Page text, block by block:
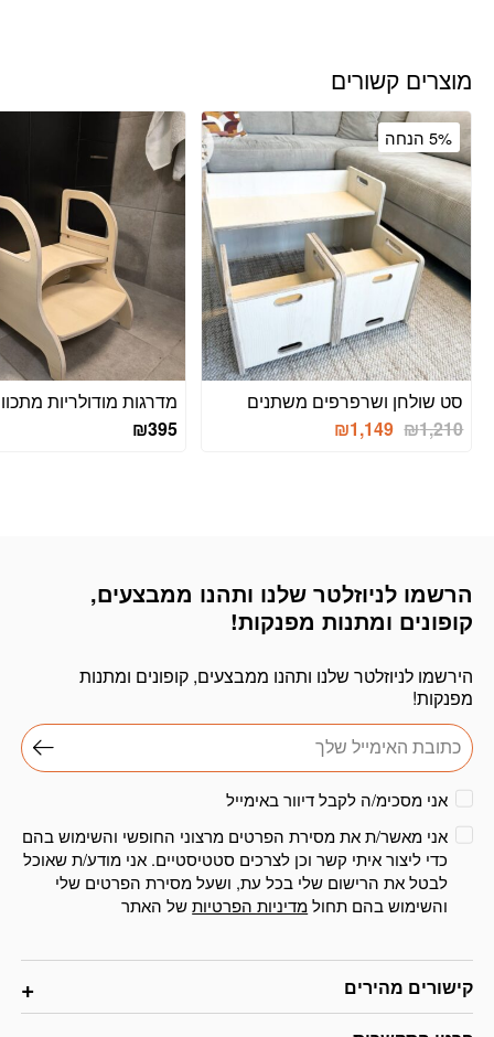
מוצרים קשורים
5% הנחה
סט שולחן ושרפרפים משתנים
₪1,210
המחיר₪1,149 המחיר
מדרגות מודולריות
₪395
קישורים מהירים
הרשמו לניוזלטר שלנו ותהנו ממבצעים,
קופונים ומתנות מפנקות!
הירשמו לניוזלטר שלנו ותהנו ממבצעים, קופונים ומתנות
מפנקות!
דוא׳׳ל
אני מסכימ/ה לקבל דיוור באימייל
אני מאשר/ת את מסירת הפרטים מרצוני החופשי והשימוש בהם
כדי ליצור איתי קשר וכן לצרכים סטטיסטיים. אני מודע/ת שאוכל
לבטל את הרישום שלי בכל עת, ושעל מסירת הפרטים שלי
והשימוש בהם תחולמדיניות הפרטיותשל האתר